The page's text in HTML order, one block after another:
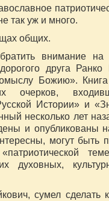
так уж и много.
общих.
внимание на
друга
Божию». Книга
очерков,
Истории» и
несколько лет
и опубликованы
могут быть
духовных,
сумел сделать